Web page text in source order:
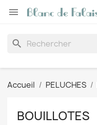

search
Accueil PELUCHES
BOUILLOTES